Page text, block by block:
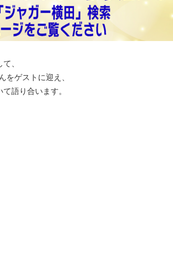
、
をゲストに迎え、
語り合います。